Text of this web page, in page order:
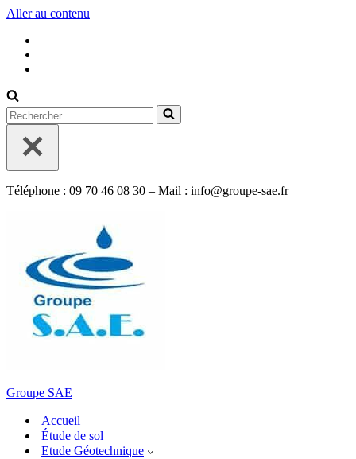
Aller au contenu
Rechercher...
Téléphone : 09 70 46 08 30 – Mail : info@groupe-sae.fr
Groupe SAE
Accueil
Étude de sol
Etude Géotechnique